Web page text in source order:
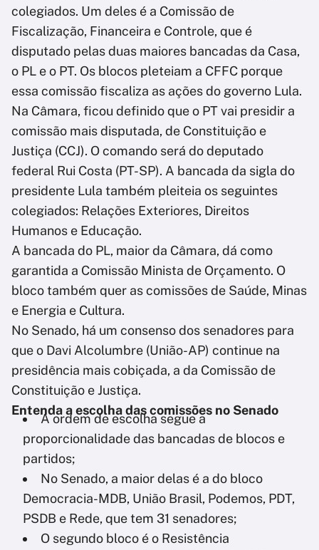
colegiados. Um deles é a Comissão de
Fiscalização, Financeira e Controle, que é
disputado pelas duas maiores bancadas da Casa,
o PL e o PT. Os blocos pleteiam a CFFC porque
essa comissão fiscaliza as ações do governo Lula.
Na Câmara, ficou definido que o PT vai presidir a
comissão mais disputada, de Constituição e
Justiça (CCJ). O comando será do deputado
federal Rui Costa (PT-SP). A bancada da sigla do
presidente Lula também pleiteia os seguintes
colegiados: Relações Exteriores, Direitos
Humanos e Educação.
A bancada do PL, maior da Câmara, dá como
garantida a Comissão Minista de Orçamento. O
bloco também quer as comissões de Saúde, Minas
e Energia e Cultura.
No Senado, há um consenso dos senadores para
que o Davi Alcolumbre (União-AP) continue na
presidência mais cobiçada, a da Comissão de
Constituição e Justiça.
Entenda a escolha das comissões no Senado
A ordem de escolha segue a
proporcionalidade das bancadas de blocos e
partidos;
No Senado, a maior delas é a do bloco
Democracia-MDB, União Brasil, Podemos, PDT,
PSDB e Rede, que tem 31 senadores;
O segundo bloco é o Resistência